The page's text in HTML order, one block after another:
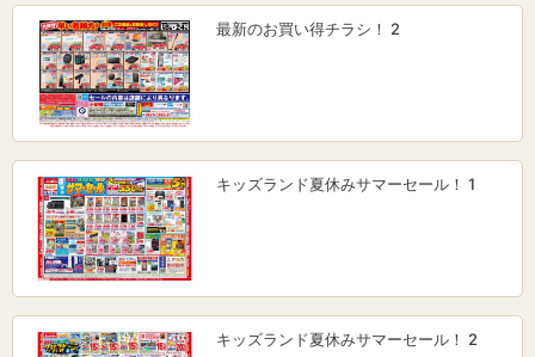
最新のお買い得チラシ！ 2
キッズランド夏休みサマーセール！ 1
キッズランド夏休みサマーセール！ 2